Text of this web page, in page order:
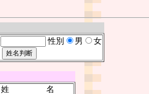
性別 男 女
姓
名